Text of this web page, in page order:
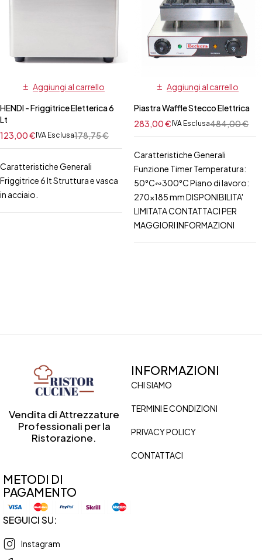
Aggiungi al carrello
HENDI - Friggitrice Eletterica 6
Lt
178,75€
123,00€IVA Esclusa
Caratteristiche Generali
Friggitrice 6 lt Struttura e vasca
in acciaio.
Aggiungi al carrello
Piastra Waffle Stecco Elettrica
484,00€
283,00€IVA Esclusa
Caratteristiche Generali
Funzione Timer Temperatura:
50°C∾300°C Piano di lavoro:
270x185 mm DISPONIBILITA'
LIMITATA CONTATTACI PER
MAGGIORI INFORMAZIONI
Vendita di Attrezzature
Professionali per la
Ristorazione.
INFORMAZIONI
CHI SIAMO
TERMINI E CONDIZIONI
PRIVACY POLICY
CONTATTACI
METODI DI
PAGAMENTO
SEGUICI SU:
Instagram